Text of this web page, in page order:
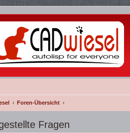
Foren-Übersicht
Fragen